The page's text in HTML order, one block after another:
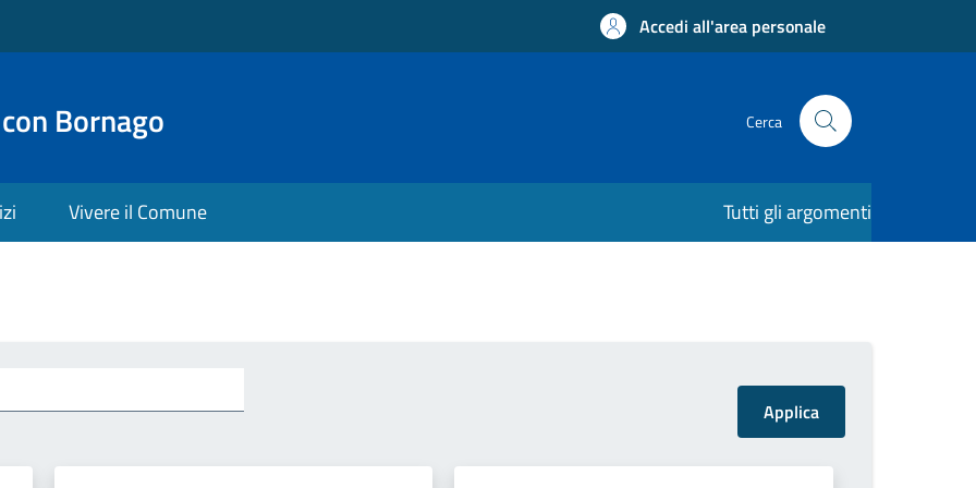
Accedi all'area personale
Bornago Cerca
Vivere il Comune Tutti gli argomenti